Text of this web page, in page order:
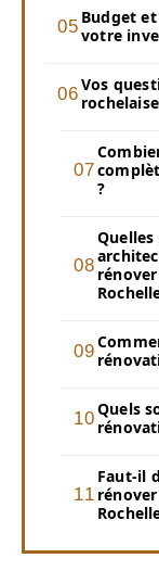
Budget
votre
Vos
rochelaise
?
Quels
Faut-il